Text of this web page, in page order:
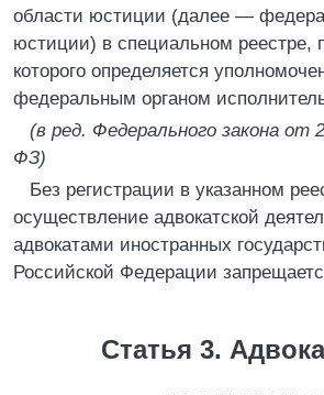
области юстиции (далее —
юстиции) в специальном реестре,
которого определяется
федеральным органом
(в ред. Федерального закона от
ФЗ)
Без регистрации в указанном
осуществление адвокатской
адвокатами иностранных
Российской Федерации
Статья 3.